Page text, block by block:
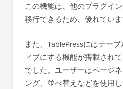
この機能は、他のプラグイ
移行できるため、優れていま
また、TablePressにはテー
ィブにする機能が搭載され
でした。ユーザーはページ
ング、並べ替えなどを使用